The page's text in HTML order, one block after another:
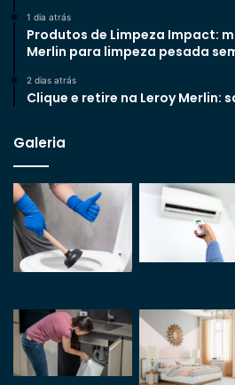
1 dia atrás
Produtos de Limpeza Impact:
Merlin para limpeza pesada
2 dias atrás
Clique e retire na Leroy Merlin:
Galeria